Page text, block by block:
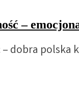
–
dobra polska